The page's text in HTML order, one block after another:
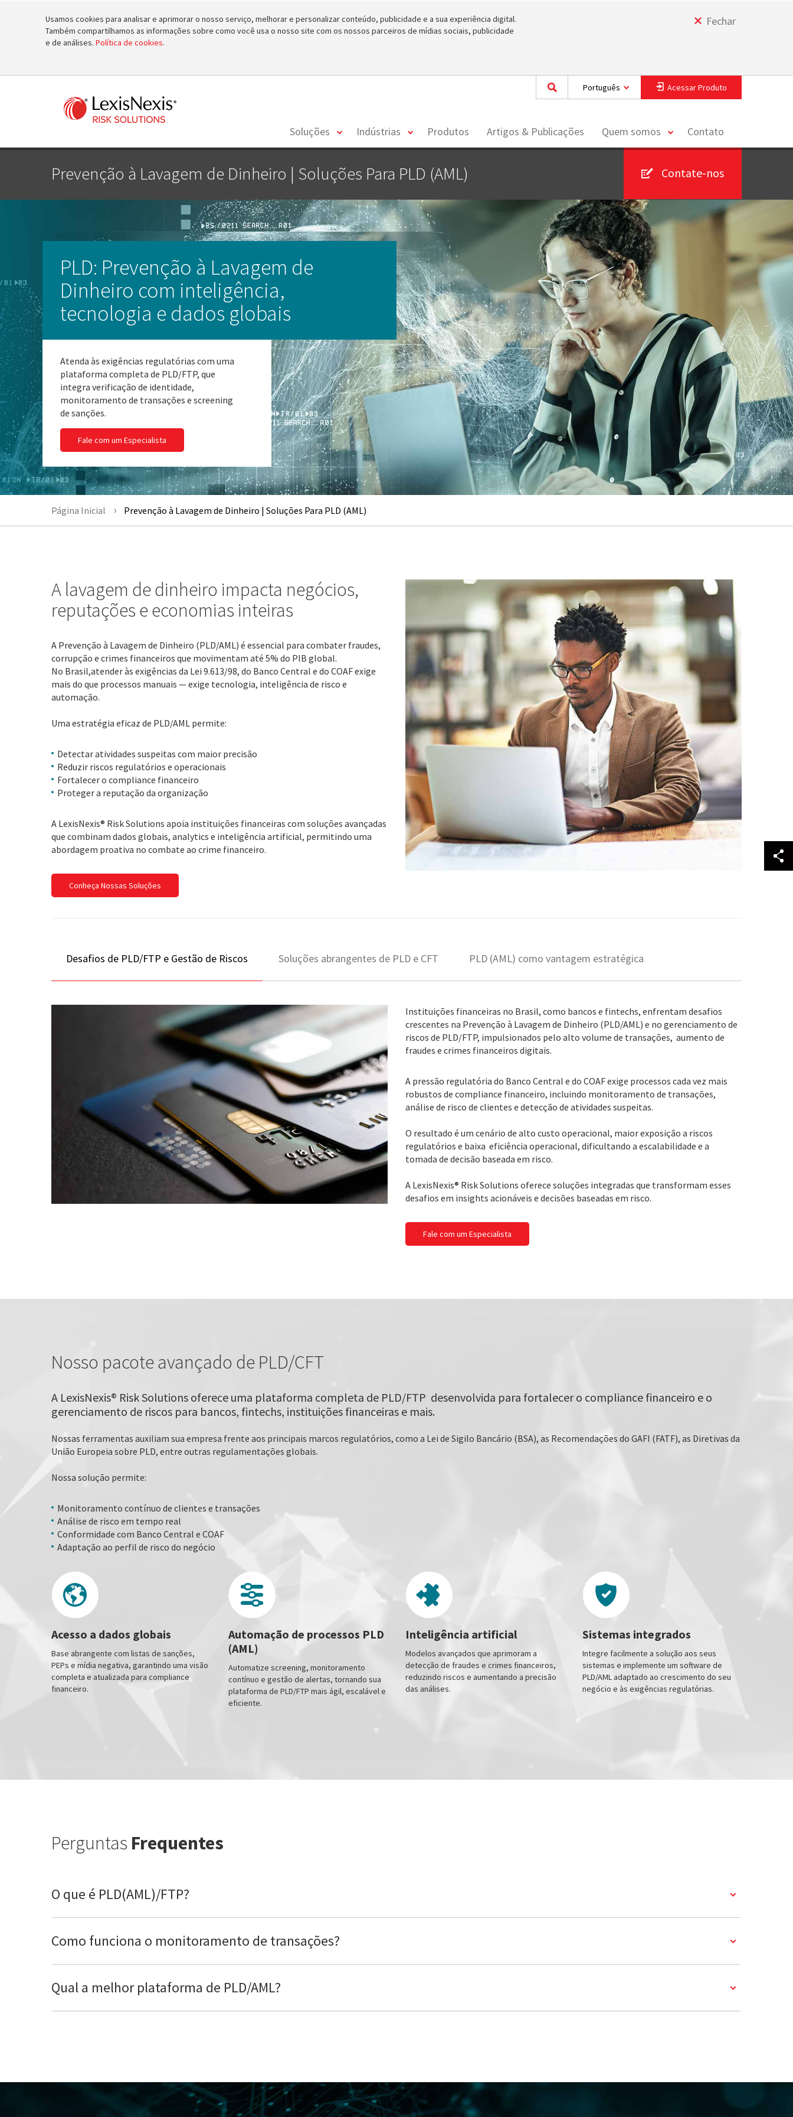
Usamos cookies para analisar e aprimorar o nosso serviço, melhorar e personalizar conteúdo, publicidade e a sua experiência digital.
Também compartilhamos as informações sobre como você usa o nosso site com os nossos parceiros de mídias sociais, publicidade
e de análises. Política de cookies.
Fechar
Português Acessar Produto
Soluções
toggleIndústrias
toggleProdutos Artigos & Publicações Quem somos
toggleContato
Prevenção à Lavagem de Dinheiro | Soluções Para PLD (AML) Contate-nos
PLD: Prevenção à Lavagem de
Dinheiro com inteligência,
tecnologia e dados globais
Atenda às exigências regulatórias com uma
plataforma completa de PLD/FTP, que
integra verificação de identidade,
monitoramento de transações e screening
de sanções.
Fale com um Especialista
Página Inicial Prevenção à Lavagem de Dinheiro | Soluções Para PLD (AML)
A lavagem de dinheiro impacta negócios,
reputações e economias inteiras
A Prevenção à Lavagem de Dinheiro (PLD/AML) é essencial para combater fraudes,
corrupção e crimes financeiros que movimentam até 5% do PIB global.
No Brasil,atender às exigências da Lei 9.613/98, do Banco Central e do COAF exige
mais do que processos manuais — exige tecnologia, inteligência de risco e
automação.
Uma estratégia eficaz de PLD/AML permite:
Detectar atividades suspeitas com maior precisão
Reduzir riscos regulatórios e operacionais
Fortalecer o compliance financeiro
Proteger a reputação da organização
A LexisNexis® Risk Solutions apoia instituições financeiras com soluções avançadas
que combinam dados globais, analytics e inteligência artificial, permitindo uma
abordagem proativa no combate ao crime financeiro.
Conheça Nossas Soluções
Desafios de PLD/FTP e Gestão de Riscos Soluções abrangentes de PLD e CFT PLD (AML) como vantagem estratégica
Instituições financeiras no Brasil, como bancos e fintechs, enfrentam desafios
crescentes na Prevenção à Lavagem de Dinheiro (PLD/AML) e no gerenciamento de
riscos de PLD/FTP, impulsionados pelo alto volume de transações, aumento de
fraudes e crimes financeiros digitais.
A pressão regulatória do Banco Central e do COAF exige processos cada vez mais
robustos de compliance financeiro, incluindo monitoramento de transações,
análise de risco de clientes e detecção de atividades suspeitas.
O resultado é um cenário de alto custo operacional, maior exposição a riscos
regulatórios e baixa eficiência operacional, dificultando a escalabilidade e a
tomada de decisão baseada em risco.
A LexisNexis® Risk Solutions oferece soluções integradas que transformam esses
desafios em insights acionáveis e decisões baseadas em risco.
Fale com um Especialista
Nosso pacote avançado de PLD/CFT
A LexisNexis® Risk Solutions oferece uma plataforma completa de PLD/FTP desenvolvida para fortalecer o compliance financeiro e o
gerenciamento de riscos para bancos, fintechs, instituições financeiras e mais.
Nossas ferramentas auxiliam sua empresa frente aos principais marcos regulatórios, como a Lei de Sigilo Bancário (BSA), as Recomendações do GAFI (FATF), as Diretivas da
União Europeia sobre PLD, entre outras regulamentações globais.
Nossa solução permite:
Monitoramento contínuo de clientes e transações
Análise de risco em tempo real
Conformidade com Banco Central e COAF
Adaptação ao perfil de risco do negócio
Acesso a dados globais
Base abrangente com listas de sanções,
PEPs e mídia negativa, garantindo uma visão
completa e atualizada para compliance
financeiro.
Automação de processos PLD
(AML)
Automatize screening, monitoramento
contínuo e gestão de alertas, tornando sua
plataforma de PLD/FTP mais ágil, escalável e
eficiente.
Inteligência artificial
Modelos avançados que aprimoram a
detecção de fraudes e crimes financeiros,
reduzindo riscos e aumentando a precisão
das análises.
Sistemas integrados
Integre facilmente a solução aos seus
sistemas e implemente um software de
PLD/AML adaptado ao crescimento do seu
negócio e às exigências regulatórias.
Perguntas Frequentes
O que é PLD(AML)/FTP?
Como funciona o monitoramento de transações?
Qual a melhor plataforma de PLD/AML?